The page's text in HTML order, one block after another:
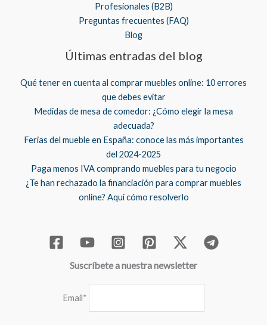
Profesionales (B2B)
Preguntas frecuentes (FAQ)
Blog
Últimas entradas del blog
Qué tener en cuenta al comprar muebles online: 10 errores
que debes evitar
Medidas de mesa de comedor: ¿Cómo elegir la mesa
adecuada?
Ferias del mueble en España: conoce las más importantes
del 2024-2025
Paga menos IVA comprando muebles para tu negocio
¿Te han rechazado la financiación para comprar muebles
online? Aquí cómo resolverlo
Suscríbete a nuestra newsletter
Email*